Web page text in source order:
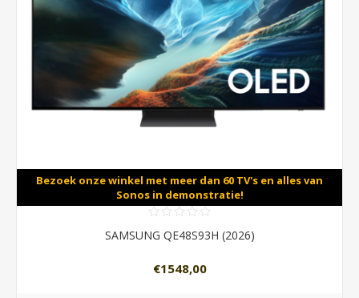
Bezoek onze winkel met meer dan 60 TV's en alles van
Sonos in demonstratie!
SAMSUNG QE48S93H (2026)
€1548,00